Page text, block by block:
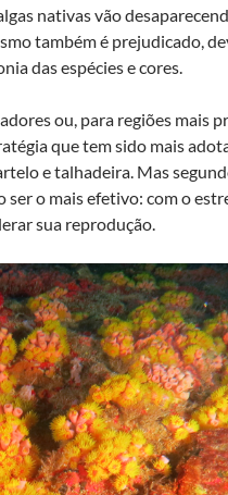
nativas vão
também é prejudicado,
das espécies e cores.
ou, para regiões mais
que tem sido mais
e talhadeira. Mas
o mais efetivo: com o
sua reprodução.